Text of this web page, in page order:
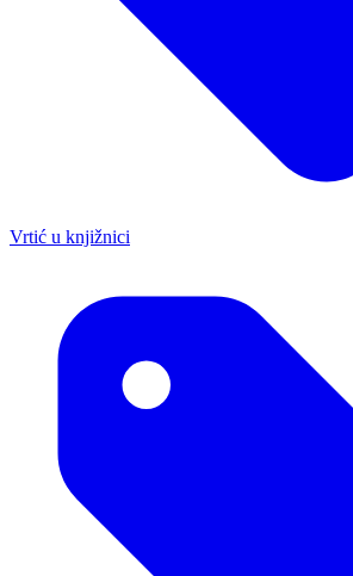
Vrtić u knjižnici